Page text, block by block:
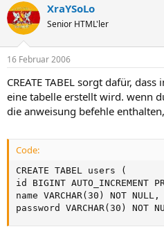
XraYSoLo
Senior HTML'ler
16 Februar 2006
CREATE TABEL sorgt dafür,
eine tabelle erstellt wird. wenn
die anweisung befehle
Code:
CREATE TABEL users (
id BIGINT AUTO_INCREMENT
name VARCHAR(30) NOT NULL,
password VARCHAR(30) NOT